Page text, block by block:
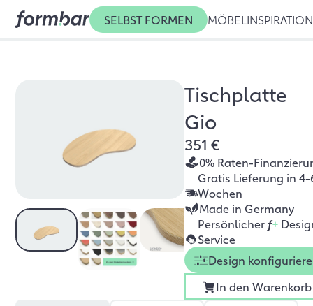
SELBST FORMEN MÖBEL INSPIRATION
Tischplatte
Gio
351 €
0% Raten-
Gratis Lieferung in 4-
Wochen
Made in Germany
Persönlicher f+
Service
Design
In den Warenkorb